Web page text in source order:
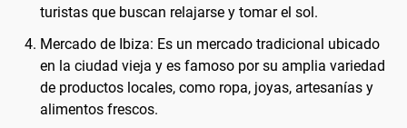
turistas que buscan relajarse y tomar el sol.
Mercado de Ibiza: Es un mercado tradicional ubicado
en la ciudad vieja y es famoso por su amplia variedad
de productos locales, como ropa, joyas, artesanías y
alimentos frescos.